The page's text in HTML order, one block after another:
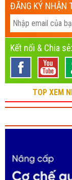
ĐĂNG KÝ NHẬN
Kết nối & Chia sẻ:
TOP XEM